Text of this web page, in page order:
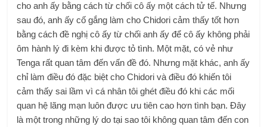
cho anh ấy bằng cách từ chối cô ấy một cách tử tế. Nhưng
sau đó, anh ấy cố gắng làm cho Chidori cảm thấy tốt hơn
bằng cách đề nghị cô ấy từ chối anh ấy để cô ấy không phải
ôm hành lý đi kèm khi được tỏ tình. Một mặt, có vẻ như
Tenga rất quan tâm đến vấn đề đó. Nhưng mặt khác, anh ấy
chỉ làm điều đó đặc biệt cho Chidori và điều đó khiến tôi
cảm thấy sai lầm vì cá nhân tôi ghét điều đó khi các mối
quan hệ lãng mạn luôn được ưu tiên cao hơn tình bạn. Đây
là một trong những lý do tại sao tôi không quan tâm đến con